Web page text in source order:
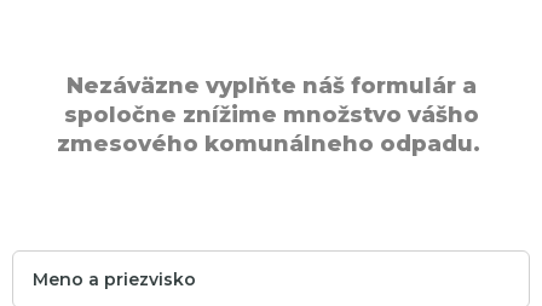
Nezáväzne vyplňte náš formulár a
spoločne znížime množstvo vášho
zmesového komunálneho odpadu.